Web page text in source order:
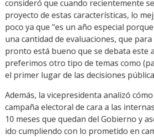
consideró que cuando recientemente
proyecto de estas características, lo
poco ya que "es un año especial
una cantidad de evaluaciones, que
pronto está bueno que se debata este
preferimos otro tipo de temas como
el primer lugar de las decisiones
Además, la vicepresidenta analizó
campaña electoral de cara a las
10 meses que quedan del Gobierno y
ido cumpliendo con lo prometido en